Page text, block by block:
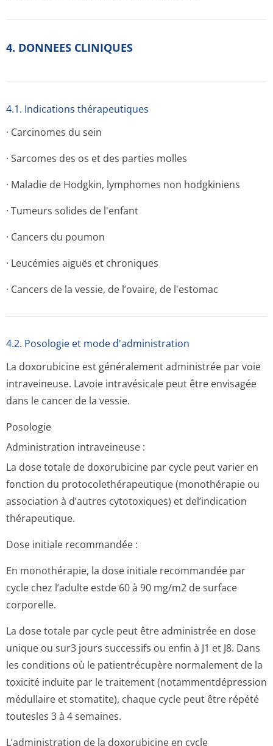
4. DONNEES CLINIQUES
4.1. Indications thérapeutiques
· Carcinomes du sein
· Sarcomes des os et des parties molles
· Maladie de Hodgkin, lymphomes non hodgkiniens
· Tumeurs solides de l'enfant
· Cancers du poumon
· Leucémies aiguës et chroniques
· Cancers de la vessie, de l’ovaire, de l'estomac
4.2. Posologie et mode d'administration
La doxorubicine est généralement administrée par voie
intraveineuse. Lavoie intravésicale peut être envisagée
dans le cancer de la vessie.
Posologie
Administration intraveineuse :
La dose totale de doxorubicine par cycle peut varier en
fonction du protocolethéra­peutique (monothérapie ou
association à d’autres cytotoxiques) et del’indication
thérapeutique.
Dose initiale recommandée :
En monothérapie, la dose initiale recommandée par
cycle chez l’adulte estde 60 à 90 mg/m2 de surface
corporelle.
La dose totale par cycle peut être administrée en dose
unique ou sur3 jours successifs ou enfin à J1 et J8. Dans
les conditions où le patientrécupère normalement de la
toxicité induite par le traitement (notammentdépres­sion
médullaire et stomatite), chaque cycle peut être répété
toutesles 3 à 4 semaines.
L’administration de la doxorubicine en cycle